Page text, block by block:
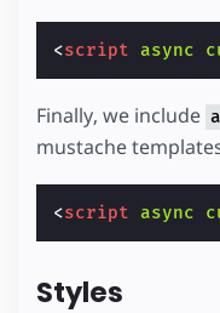
<script async
Finally, we include
mustache
<script async
Styles